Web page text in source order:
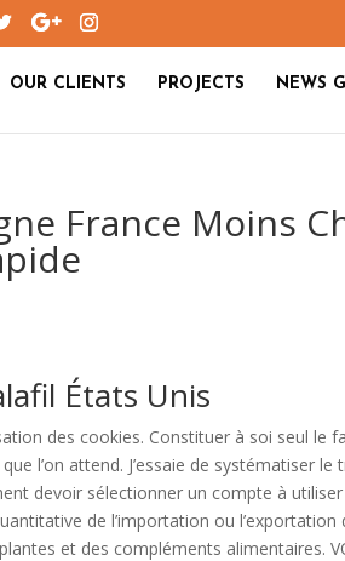
OUR CLIENTS PROJECTS NEWS
France Moins
États Unis
des cookies. Constituer à soi seul le
l’on attend. J’essaie de systématiser le
devoir sélectionner un compte à
de l’importation ou l’exportation
et des compléments alimentaires.